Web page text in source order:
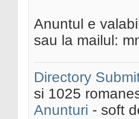
Anuntul e
sau la mailul:
Directory
si 1025
Anunturi - soft